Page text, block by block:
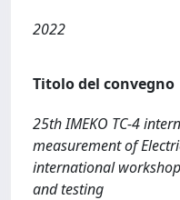
2022
Titolo del convegno
25th IMEKO TC-4
measurement of
international
and testing